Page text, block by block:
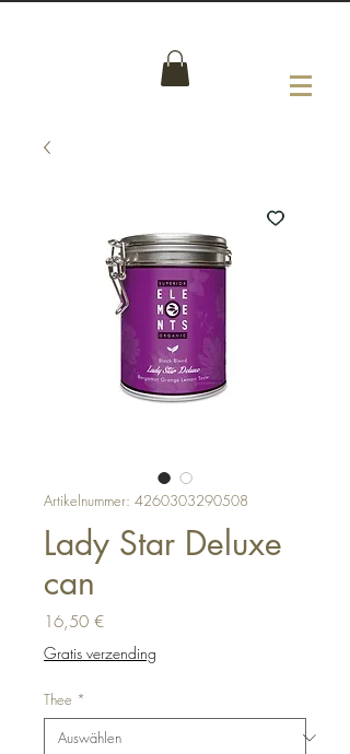
Artikelnummer: 4260303290508
Lady Star Deluxe
can
16,50 €Preis
Gratis verzending
Thee *